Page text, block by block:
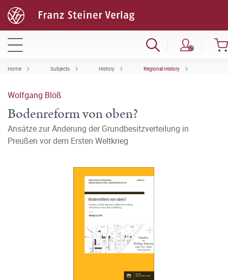
Home Subjects History Regional History
Wolfgang Blöß
Bodenreform von oben?
Ansätze zur Änderung der Grundbesitzverteilung in
Preußen vor dem Ersten Weltkrieg